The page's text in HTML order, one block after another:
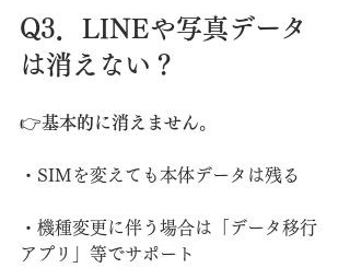
Q3．LINEや写真データ
は消えない？
👉基本的に消えません。
・SIMを変えても本体データは残る
・機種変更に伴う場合は「データ移行
アプリ」等でサポート